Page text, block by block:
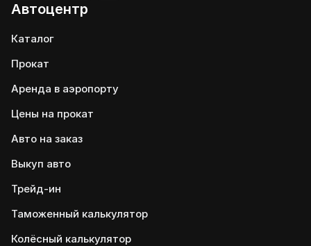
Автоцентр
Каталог
Прокат
Аренда в аэропорту
Цены на прокат
Авто на заказ
Выкуп авто
Трейд-ин
Таможенный калькулятор
Колёсный калькулятор